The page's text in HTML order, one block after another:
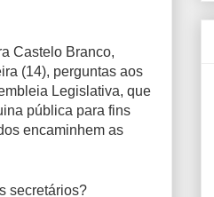
Castelo Branco,
(14), perguntas aos
Legislativa, que
pública para fins
encaminhem as
secretários?